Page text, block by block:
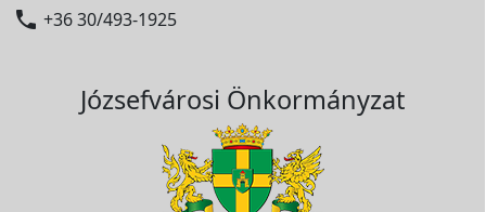
 +36 30/493-1925
Józsefvárosi Önkormányzat